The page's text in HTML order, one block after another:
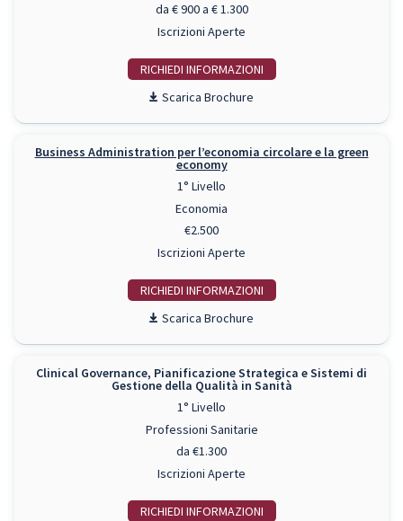
da € 900 a € 1.300
Iscrizioni Aperte
RICHIEDI INFO
Scarica Brochure
Business Administration per l’economia circolare e la green
economy
1° Livello
Economia
€2.500
Iscrizioni Aperte
RICHIEDI INFO
Scarica Brochure
Clinical Governance, Pianificazione Strategica e Sistemi di
Gestione della Qualità in Sanità
1° Livello
Professioni Sanitarie
da €1.300
Iscrizioni Aperte
RICHIEDI INFO